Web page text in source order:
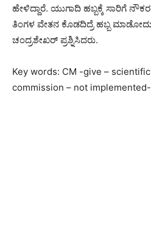
ಹೇಳಿದ್ದಾರೆ. ಯುಗಾದಿ ಹಬ್ಬಕ್ಕೆ ಸಾರಿಗೆ
ತಿಂಗಳ ವೇತನ ಕೊಡದಿದ್ರೆ ಹಬ್ಬ
ಚಂದ್ರಶೇಖರ್ ಪ್ರಶ್ನಿಸಿದರು.
Key words: CM -give –
commission – not